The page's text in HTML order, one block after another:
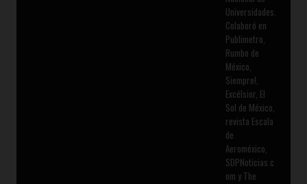
Universidades.
Colaboró en
Publimetro,
Rumbo de
México,
Siempre!,
Excélsior, El
Sol de México,
revista Escala
de
Aeroméxico,
SDPNoticias.c
om y The